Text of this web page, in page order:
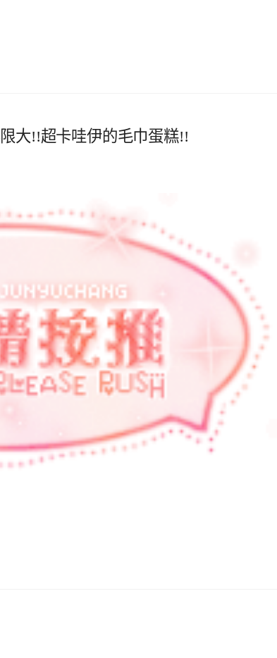
大!!超卡哇伊的毛巾蛋糕!!